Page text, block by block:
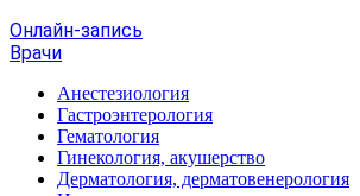
Онлайн-запись
Врачи
Анестезиология
Гастроэнтерология
Гематология
Гинекология, акушерство
Дерматология, дерматовенерология